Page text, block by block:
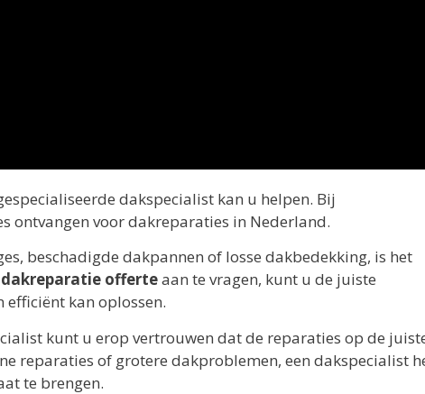
dakspecialist kan u helpen. Bij
ontvangen voor dakreparaties in Nederland.
beschadigde dakpannen of losse dakbedekking, is het
dakreparatie offerteaan te vragen, kunt u de juiste
kan oplossen.
kunt u erop vertrouwen dat de reparaties op de
reparaties of grotere dakproblemen, een dakspecialist
te brengen.